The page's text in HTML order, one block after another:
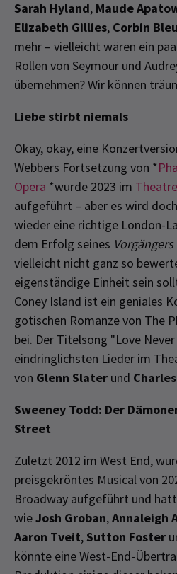
Sarah Hyland, Maude
Elizabeth Gillies, Corbin Bleu
mehr – vielleicht wären ein
Rollen von Seymour und
übernehmen? Wir können
Liebe stirbt niemals
Okay, okay, eine
Webbers Fortsetzung von *
Opera *wurde 2023 im
aufgeführt – aber es wird
wieder eine richtige London-
dem Erfolg seines
vielleicht nicht ganz so
eigenständige Einheit sein
Coney Island ist ein geniales
gotischen Romanze von The
bei. Der Titelsong "Love
eindringlichsten Lieder im
von Glenn Slater und
Sweeney Todd: Der
Street
Zuletzt 2012 im West End,
preisgekröntes Musical von
Broadway aufgeführt und
wieJosh Groban,Annaleigh
Aaron Tveit, Sutton Foster
könnte eine West-End-